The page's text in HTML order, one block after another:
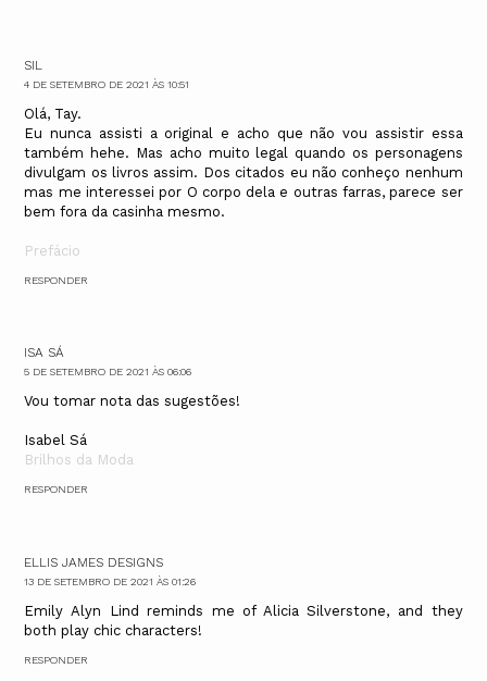
SIL
4 DE SETEMBRO DE 2021 ÀS 10:51
Olá, Tay.
Eu nunca assisti a original e acho que não vou assistir essa
também hehe. Mas acho muito legal quando os personagens
divulgam os livros assim. Dos citados eu não conheço nenhum
mas me interessei por O corpo dela e outras farras, parece ser
bem fora da casinha mesmo.
Prefácio
RESPONDER
ISA SÁ
5 DE SETEMBRO DE 2021 ÀS 06:06
Vou tomar nota das sugestões!
Isabel Sá
Brilhos da Moda
RESPONDER
ELLIS JAMES DESIGNS
13 DE SETEMBRO DE 2021 ÀS 01:26
Emily Alyn Lind reminds me of Alicia Silverstone, and they
both play chic characters!
RESPONDER